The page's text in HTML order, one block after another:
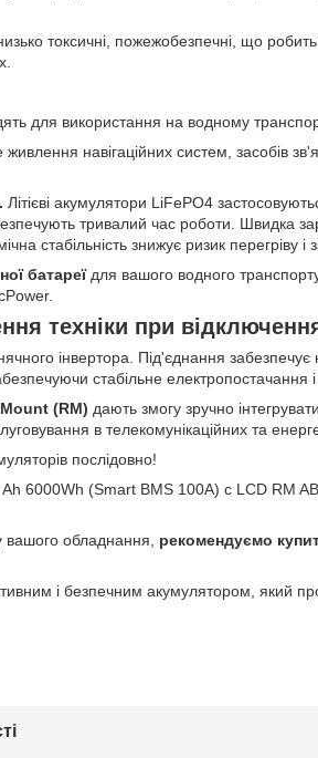
токсичні, пожежобезпечні, що
для використання на водному
навігаційних систем, засобів
Літієві акумулятори LiFePO4
тривалий час роботи. Швидка
стабільність знижує ризик перегріву
батареї для вашого водного
техніки при
інвертора. Під'єднання забезпечує
стабільне електропостачання
(RM) дають змогу зручно
в телекомунікаційних та
послідовно!
6000Wh (Smart BMS 100A) с LCD RM
вашого обладнання, рекомендуємо
і безпечним акумулятором, який